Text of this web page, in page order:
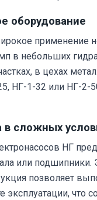
оборудование
применение
в небольших
в цехах
НГ-1-32 или НГ-2-
в сложных
НГ
или подшипники.
позволяет
эксплуатации,